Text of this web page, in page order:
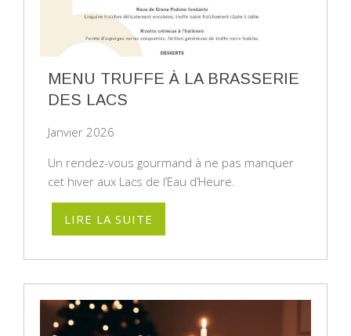
MENU TRUFFE À LA BRASSERIE
DES LACS
Janvier 2026
Un rendez-vous gourmand à ne pas manquer
cet hiver aux Lacs de l’Eau d’Heure.
LIRE LA SUITE